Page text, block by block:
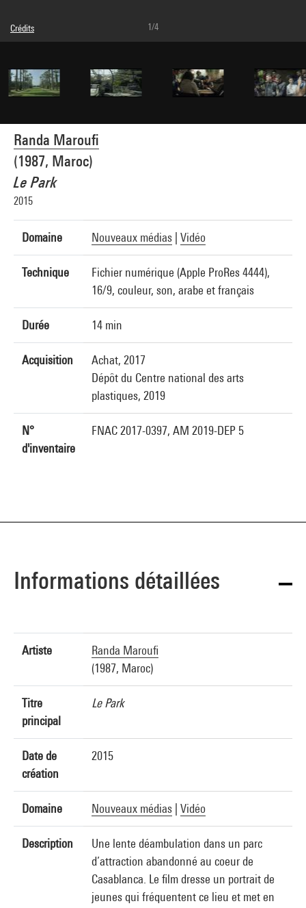
Randa Maroufi
(1987, Maroc)
Le Park
2015
Domaine Nouveaux médias Vidéo
Technique
Fichier numérique (Apple ProRes 4444),
16/9, couleur, son, arabe et français
Durée 14 min
Acquisition
Achat, 2017
Dépôt du Centre national des arts
plastiques, 2019
N°
d'inventaire
FNAC 2017-0397, AM 2019-DEP 5
Crédits
Légende : Capture vidéo
Crédit photographique : Centre Pompidou, MNAM-CCI/Dist. GrandPalaisRmn
Réf. image : 4W01276
Diffusion image :
GrandPalaisRmnPhoto
1/4
Informations détaillées
Artiste
Randa Maroufi
(1987, Maroc)
Titre
principal
Le Park
Date de
création
2015
Domaine Nouveaux médias Vidéo
Description
Une lente déambulation dans un parc
d’attraction abandonné au coeur de
Casablanca. Le film dresse un portrait de
jeunes qui fréquentent ce lieu et met en